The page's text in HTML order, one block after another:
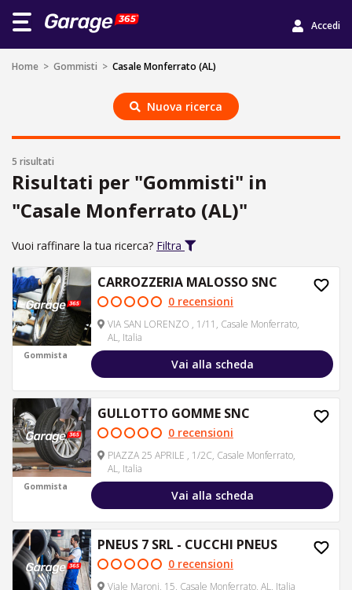
Accedi
Home > Gommisti > Casale Monferrato (AL)
Nuova ricerca
5 risultati
Risultati per "Gommisti" in
"Casale Monferrato (AL)"
Vuoi raffinare la tua ricerca? Filtra
Gommista
CARROZZERIA MALOSSO SNC
0 recensioni
VIA SAN LORENZO , 1/11, Casale Monferrato,
AL, Italia
Vai alla scheda
Gommista
GULLOTTO GOMME SNC
0 recensioni
PIAZZA 25 APRILE , 1/2C, Casale Monferrato,
AL, Italia
Vai alla scheda
PNEUS 7 SRL - CUCCHI PNEUS
0 recensioni
Viale Maroni, 15, Casale Monferrato, AL, Italia